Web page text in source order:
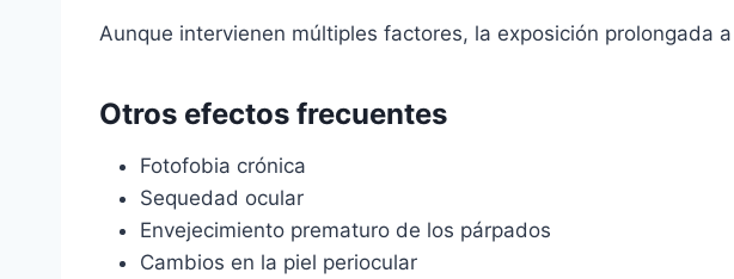
Aunque intervienen múltiples factores, la exposición prolongada
Otros efectos frecuentes
Fotofobia crónica
Sequedad ocular
Envejecimiento prematuro de los párpados
Cambios en la piel periocular